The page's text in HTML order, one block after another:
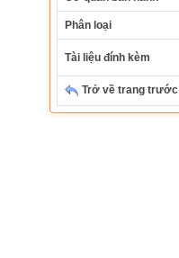
Phân loại
Tài liệu đính kèm
Trở về trang trước